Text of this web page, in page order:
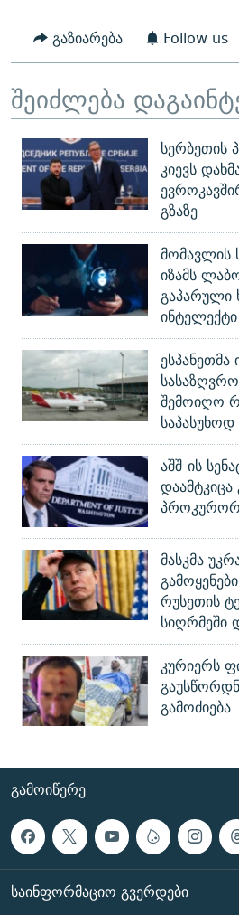
გაზიარება Follow us
შეიძლება
სერბეთის
კიევს
გზაზე
მომავლის
იზამს
გაპარული
ინტელექტი
შემოიღო
საპასუხოდ
აშშ-ის
მასკმა
რუსეთის
სიღრმეში
კურიერს
გამოძიება
ᲒᲐᲛᲝᲘᲬᲔᲠᲔ
ᲡᲐᲘᲜᲤᲝᲠᲛᲐᲪᲘᲝ ᲒᲕᲔᲠᲓᲔᲑᲘ